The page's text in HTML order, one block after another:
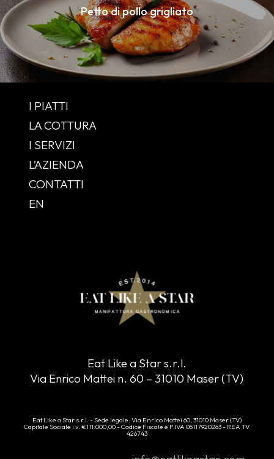
Petto di pollo grigliato
I PIATTI
LA COTTURA
I SERVIZI
L’AZIENDA
CONTATTI
EN
Eat Like a Star s.r.l.
Via Enrico Mattei n. 60 – 31010 Maser (TV)
Eat Like a Star s.r.l. - Sede legale: Via Enrico Mattei 60, 31010 Maser (TV)
Capitale Sociale i.v. €111.000,00 - Codice Fiscale e P.IVA 05117920263 - REA TV
426743